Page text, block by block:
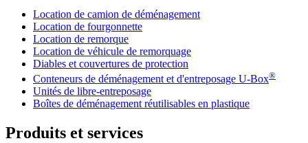
Location de camion de déménagement
Location de fourgonnette
Location de remorque
Location de véhicule de remorquage
Diables et couvertures de protection
Conteneurs de déménagement et d'entreposage U-Box®
Unités de libre-entreposage
Boîtes de déménagement réutilisables en plastique
Produits et services